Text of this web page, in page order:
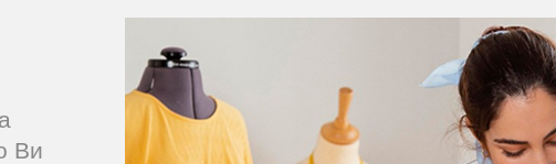
Ви